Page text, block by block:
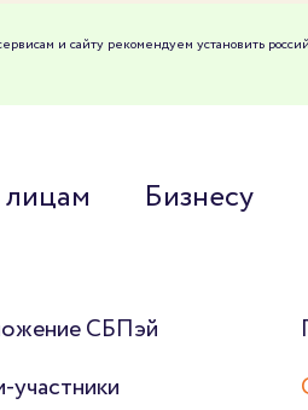
и сайту рекомендуем установить
Бизнесу
СБПэй
участники